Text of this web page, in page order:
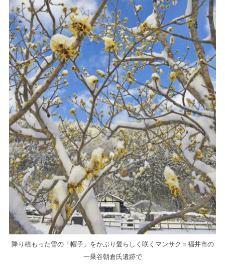
降り積もった雪の「帽子」をかぶり愛らしく咲くマンサク＝福井市の
一乗谷朝倉氏遺跡で